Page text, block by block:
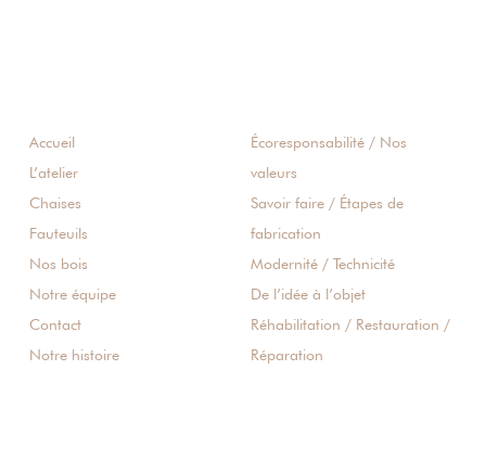
Accueil
L’atelier
Chaises
Fauteuils
Nos bois
Notre équipe
Contact
Notre histoire
Écoresponsabilité / Nos
valeurs
Savoir faire / Étapes de
fabrication
Modernité / Technicité
De l’idée à l’objet
Réhabilitation / Restauration /
Réparation